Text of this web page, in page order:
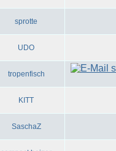
sprotte
UDO
tropenfisch
KITT
SaschaZ